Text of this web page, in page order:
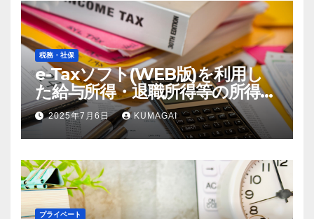
税務・社保
e-Taxソフト(WEB版)を利用し
た給与所得・退職所得等の所得税
徴収高計算書の作成方法【令和7
年；2025年分】(創業4年目)
2025年7月6日 KUMAGAI
プライベート